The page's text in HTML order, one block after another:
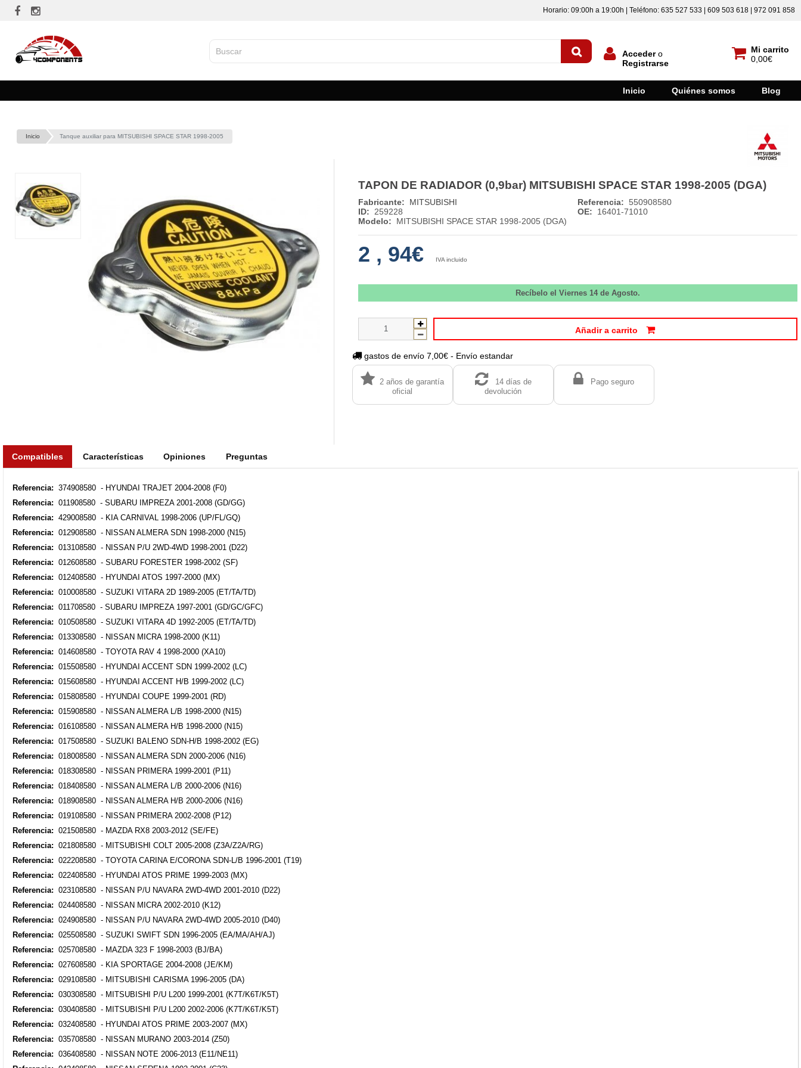
Horario: 09:00h a 19:00h | Teléfono: 635 527 533 | 609 503 618 | 972 091 858
Mi carrito
0,00€
Accedero
Registrarse
Inicio Quiénes somos Blog
Inicio Tanque auxiliar para MITSUBISHI SPACE STAR 1998-2005
TAPON DE RADIADOR (0,9bar) MITSUBISHI SPACE STAR 1998-2005 (DGA)
Fabricante: MITSUBISHI Referencia: 550908580
ID:
259228 OE:
16401-71010
Modelo:
MITSUBISHI SPACE STAR 1998-2005 (DGA)
2 , 94€ IVA incluido
Recíbelo el Viernes 14 de Agosto.
Añadir a carrito
gastos de envío 7,00€ - Envío estandar
2 años de garantía
oficial
14 días de
devolución
Pago seguro
Compatibles Características Opiniones Preguntas
Referencia: 374908580 - HYUNDAI TRAJET 2004-2008 (F0)
Referencia: 011908580 - SUBARU IMPREZA 2001-2008 (GD/GG)
Referencia: 429008580 - KIA CARNIVAL 1998-2006 (UP/FL/GQ)
Referencia: 012908580 - NISSAN ALMERA SDN 1998-2000 (N15)
Referencia: 013108580 - NISSAN P/U 2WD-4WD 1998-2001 (D22)
Referencia: 012608580 - SUBARU FORESTER 1998-2002 (SF)
Referencia: 012408580 - HYUNDAI ATOS 1997-2000 (MX)
Referencia: 010008580 - SUZUKI VITARA 2D 1989-2005 (ET/TA/TD)
Referencia: 011708580 - SUBARU IMPREZA 1997-2001 (GD/GC/GFC)
Referencia: 010508580 - SUZUKI VITARA 4D 1992-2005 (ET/TA/TD)
Referencia: 013308580 - NISSAN MICRA 1998-2000 (K11)
Referencia: 014608580 - TOYOTA RAV 4 1998-2000 (XA10)
Referencia: 015508580 - HYUNDAI ACCENT SDN 1999-2002 (LC)
Referencia: 015608580 - HYUNDAI ACCENT H/B 1999-2002 (LC)
Referencia: 015808580 - HYUNDAI COUPE 1999-2001 (RD)
Referencia: 015908580 - NISSAN ALMERA L/B 1998-2000 (N15)
Referencia: 016108580 - NISSAN ALMERA H/B 1998-2000 (N15)
Referencia: 017508580 - SUZUKI BALENO SDN-H/B 1998-2002 (EG)
Referencia: 018008580 - NISSAN ALMERA SDN 2000-2006 (N16)
Referencia: 018308580 - NISSAN PRIMERA 1999-2001 (P11)
Referencia: 018408580 - NISSAN ALMERA L/B 2000-2006 (N16)
Referencia: 018908580 - NISSAN ALMERA H/B 2000-2006 (N16)
Referencia: 019108580 - NISSAN PRIMERA 2002-2008 (P12)
Referencia: 021508580 - MAZDA RX8 2003-2012 (SE/FE)
Referencia: 021808580 - MITSUBISHI COLT 2005-2008 (Z3A/Z2A/RG)
Referencia: 022208580 - TOYOTA CARINA E/CORONA SDN-L/B 1996-2001 (T19)
Referencia: 022408580 - HYUNDAI ATOS PRIME 1999-2003 (MX)
Referencia: 023108580 - NISSAN P/U NAVARA 2WD-4WD 2001-2010 (D22)
Referencia: 024408580 - NISSAN MICRA 2002-2010 (K12)
Referencia: 024908580 - NISSAN P/U NAVARA 2WD-4WD 2005-2010 (D40)
Referencia: 025508580 - SUZUKI SWIFT SDN 1996-2005 (EA/MA/AH/AJ)
Referencia: 025708580 - MAZDA 323 F 1998-2003 (BJ/BA)
Referencia: 027608580 - KIA SPORTAGE 2004-2008 (JE/KM)
Referencia: 029108580 - MITSUBISHI CARISMA 1996-2005 (DA)
Referencia: 030308580 - MITSUBISHI P/U L200 1999-2001 (K7T/K6T/K5T)
Referencia: 030408580 - MITSUBISHI P/U L200 2002-2006 (K7T/K6T/K5T)
Referencia: 032408580 - HYUNDAI ATOS PRIME 2003-2007 (MX)
Referencia: 035708580 - NISSAN MURANO 2003-2014 (Z50)
Referencia: 036408580 - NISSAN NOTE 2006-2013 (E11/NE11)